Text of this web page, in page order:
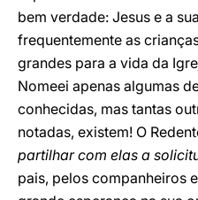
bem verdade: Jesus e a
frequentemente as
grandes para a vida da
Nomeei apenas algumas
conhecidas, mas tantas
notadas, existem! O
partilhar com elas a
pais, pelos companheiros